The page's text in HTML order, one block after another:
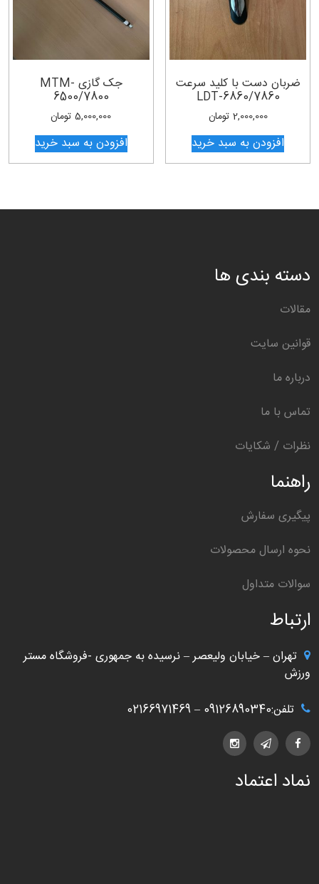
ضربان دست با کلید سرعت
LDT-6860/7860
2,000,000 تومان
افزودن به سبد خرید
جک گازی MTM-
6500/7800
5,000,000 تومان
افزودن به سبد خرید
دسته بندی ها
مقالات
قوانین سایت
درباره ما
تماس با ما
نظرات / شکایات
راهنما
پیگیری سفارش
نحوه ارسال محصولات
سوالات متداول
ارتباط
تهران – خیابان ولیعصر – نرسیده به جمهوری -فروشگاه مستر
ورزش
تلفن:09126890340 – 02166971469
نماد اعتماد